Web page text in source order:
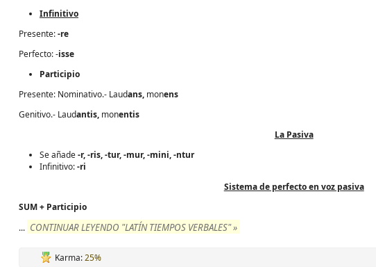
Infinitivo
Presente:-re
Perfecto: -isse
Participio
Presente: Nominativo.- Laudans, monens
Genitivo.- Laudantis, monentis
La Pasiva
Se añade-r, -ris, -tur, -mur, -mini, -ntur
Infinitivo:-ri
Sistema de perfecto en voz pasiva
SUM + Participio
... CONTINUAR LEYENDO "LATÍN TIEMPOS VERBALES" »
Karma:25%